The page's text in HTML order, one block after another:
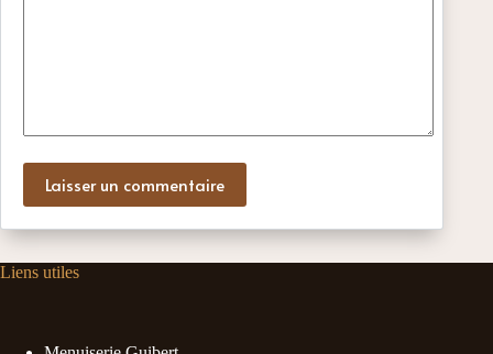
Laisser un commentaire
Liens utiles